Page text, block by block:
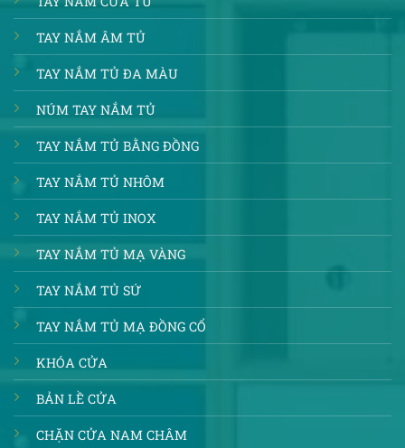
TAY NẮM ÂM TỦ
TAY NẮM TỦ ĐA MÀU
NÚM TAY NẮM TỦ
TAY NẮM TỦ BẰNG ĐỒNG
TAY NẮM TỦ NHÔM
TAY NẮM TỦ INOX
TAY NẮM TỦ MẠ VÀNG
TAY NẮM TỦ SỨ
TAY NẮM TỦ MẠ ĐỒNG CỔ
KHÓA CỬA
BẢN LỀ CỬA
CHẶN CỬA NAM CHÂM